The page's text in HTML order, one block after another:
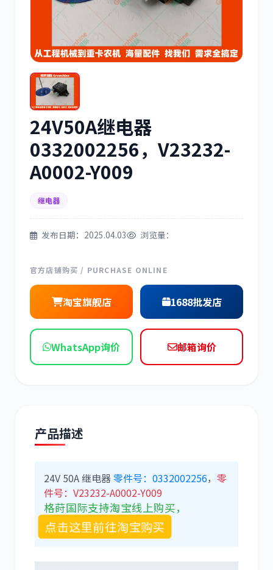
日立 久保田
三菱
洋马
24V50A继电器
0332002256，V23232-
A0002-Y009
继电器
发布日期：2025.04.03 浏览量：
官方店铺购买 / PURCHASE ONLINE
淘宝旗舰店 1688批发店
WhatsApp询价 邮箱询价
产品描述
24V 50A 继电器零件号：0332002256， 零
件号：V23232-A0002-Y009
格莳国际支持淘宝线上购买，
点击这里前往淘宝购买